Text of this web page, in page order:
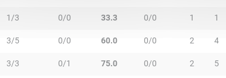
1/3 0/0 33.3 0/0 1 1
3/5 0/0 60.0 0/0 2 4
3/3 0/1 75.0 0/0 2 5